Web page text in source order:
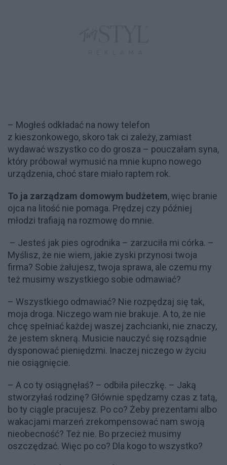
– Mogłeś odkładać na nowy telefon
z kieszonkowego, skoro tak ci zależy, zamiast
wydawać wszystko co do grosza – pouczałam syna,
który próbował wymusić na mnie kupno nowego
urządzenia, choć stare miało raptem rok.
To ja zarządzam domowym budżetem, więc branie
ojca na litość nie pomaga. Prędzej czy później
młodzi trafiają na rozmowę do mnie.
– Jesteś jak pies ogrodnika – zarzuciła mi córka. –
Myślisz, że nie wiem, jakie zyski przynosi twoja
firma? Sobie żałujesz, twoja sprawa, ale czemu my
też musimy wszystkiego sobie odmawiać?
– Wszystkiego odmawiać? Nie rozpędzaj się tak,
moja droga. Niczego wam nie brakuje. A to, że nie
chcę spełniać każdej waszej zachcianki, nie znaczy,
że jestem sknerą. Musicie nauczyć się rozsądnie
dysponować pieniędzmi. Inaczej niczego w życiu
nie osiągnięcie.
– A co ty osiągnęłaś? – odbiła piłeczkę. – Jaką
stworzyłaś rodzinę? Głównie spędzamy czas z tatą,
bo ty ciągle pracujesz. Po co? Żeby prezentami albo
wakacjami marzeń zrekompensować nam swoją
nieobecność? Też nie. Bo przecież musimy
oszczędzać. Więc po co? Dla kogo to wszystko?